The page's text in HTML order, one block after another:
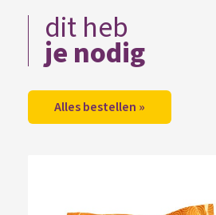
dit heb
je nodig
Alles bestellen »